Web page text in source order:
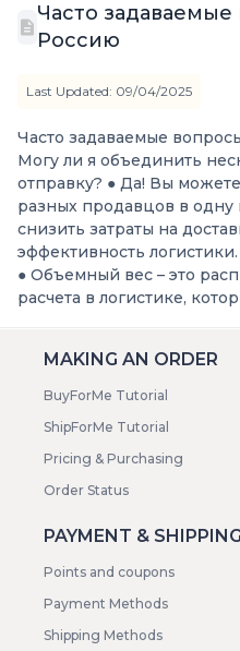
Часто
Россию
Last Updated: 09/04/2025
Часто задаваемые
Могу ли я объединить
отправку? ● Да! Вы
разных продавцов в одну
снизить затраты на
эффективность
● Объемный вес – это
расчета в логистике,
MAKING AN ORDER
BuyForMe Tutorial
ShipForMe Tutorial
Pricing & Purchasing
Order Status
PAYMENT & SHIPPING
Points and coupons
Payment Methods
Shipping Methods